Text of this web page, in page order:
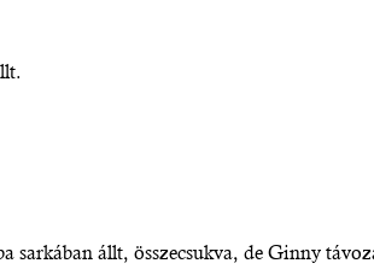
sarkában állt, összecsukva, de Ginny